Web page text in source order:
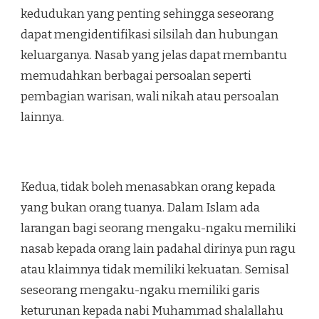
kedudukan yang penting sehingga seseorang
dapat mengidentifikasi silsilah dan hubungan
keluarganya. Nasab yang jelas dapat membantu
memudahkan berbagai persoalan seperti
pembagian warisan, wali nikah atau persoalan
lainnya.
Kedua, tidak boleh menasabkan orang kepada
yang bukan orang tuanya. Dalam Islam ada
larangan bagi seorang mengaku-ngaku memiliki
nasab kepada orang lain padahal dirinya pun ragu
atau klaimnya tidak memiliki kekuatan. Semisal
seseorang mengaku-ngaku memiliki garis
keturunan kepada nabi Muhammad shalallahu